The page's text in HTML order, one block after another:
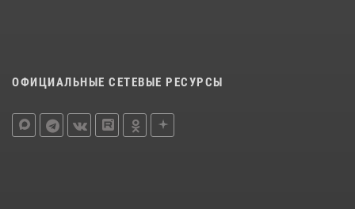
ОФИЦИАЛЬНЫЕ СЕТЕВЫЕ РЕСУРСЫ